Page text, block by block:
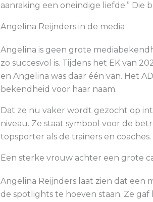
aanraking een oneindige liefde.”
Angelina Reijnders in de media
Angelina is geen grote
zo succesvol is. Tijdens het EK van
en Angelina was daar één van. Het
bekendheid voor haar naam.
Dat ze nu vaker wordt gezocht op
niveau. Ze staat symbool voor de
topsporter als de trainers en coaches.
Een sterke vrouw achter een grote
Angelina Reijnders laat zien dat een
de spotlights te hoeven staan. Ze